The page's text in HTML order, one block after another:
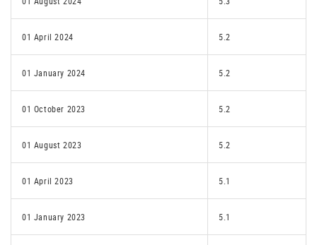
01 April 2024 5.2
01 January 2024 5.2
01 October 2023 5.2
01 August 2023 5.2
01 April 2023 5.1
01 January 2023 5.1